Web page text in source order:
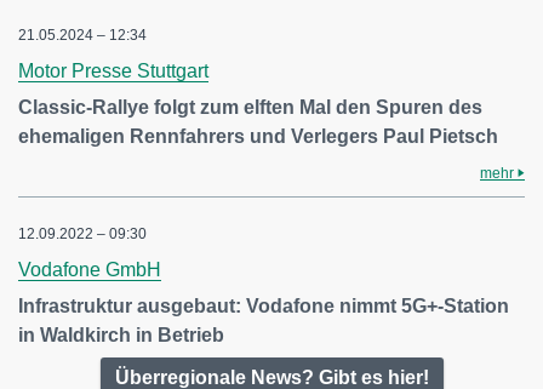
21.05.2024 – 12:34
Motor Presse Stuttgart
Classic-Rallye folgt zum elften Mal den Spuren des
ehemaligen Rennfahrers und Verlegers Paul Pietsch
mehr
12.09.2022 – 09:30
Vodafone GmbH
Infrastruktur ausgebaut: Vodafone nimmt 5G+-Station
in Waldkirch in Betrieb
Überregionale News? Gibt es hier!